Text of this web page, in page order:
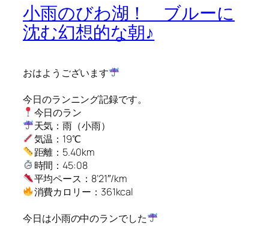
小雨のびわ湖！ ブルーに
沈む幻想的な朝♪
おはようございます
今日のランニング記録です。
今日のラン
天気：雨（小雨）
気温：19℃
距離：5.40km
時間：45:08
平均ペース：8’21″/km
消費カロリー：361kcal
今日は小雨の中のランでした